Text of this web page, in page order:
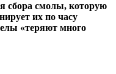
сбора смолы, которую
их по часу
«теряют много